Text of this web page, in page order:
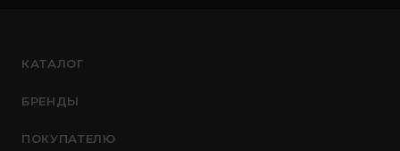
КАТАЛОГ
БРЕНДЫ
ПОКУПАТЕЛЮ